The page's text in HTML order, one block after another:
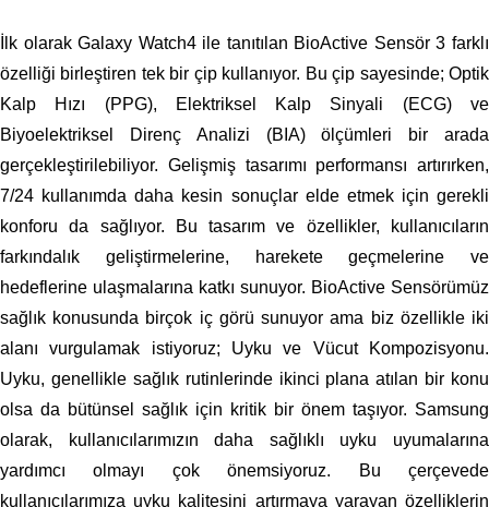
İlk olarak Galaxy Watch4 ile tanıtılan BioActive Sensör 3 farklı
özelliği birleştiren tek bir çip kullanıyor. Bu çip sayesinde; Optik
Kalp Hızı (PPG), Elektriksel Kalp Sinyali (ECG) ve
Biyoelektriksel Direnç Analizi (BIA) ölçümleri bir arada
gerçekleştirilebiliyor. Gelişmiş tasarımı performansı artırırken,
7/24 kullanımda daha kesin sonuçlar elde etmek için gerekli
konforu da sağlıyor. Bu tasarım ve özellikler, kullanıcıların
farkındalık geliştirmelerine, harekete geçmelerine ve
hedeflerine ulaşmalarına katkı sunuyor. BioActive Sensörümüz
sağlık konusunda birçok iç görü sunuyor ama biz özellikle iki
alanı vurgulamak istiyoruz; Uyku ve Vücut Kompozisyonu.
Uyku, genellikle sağlık rutinlerinde ikinci plana atılan bir konu
olsa da bütünsel sağlık için kritik bir önem taşıyor. Samsung
olarak, kullanıcılarımızın daha sağlıklı uyku uyumalarına
yardımcı olmayı çok önemsiyoruz. Bu çerçevede
kullanıcılarımıza uyku kalitesini artırmaya yarayan özelliklerin